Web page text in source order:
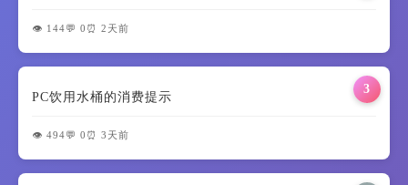
👁️ 144💬 0 ⏰ 2天前
3
PC饮用水桶的消费提示
👁️ 494💬 0 ⏰ 3天前